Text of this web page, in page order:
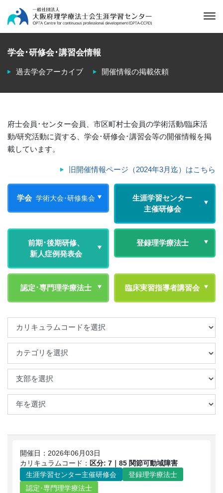
学会･研修会･講習会情報
過去学会アーカイブ 開催情報の掲載依頼
府士会員･センター会員、市区町村士会員の学術活動/臨床活
動/研究活動に資する、学会･研修会･講習会等の開催情報を掲
載しています。
旧開催情報ページ（2024年3月迄）はこちら
学会 学術大会･研修集会
生涯学習センター
主催研修会
前期･後期研修、
新人症例発表会
登録理学療法士
認定･専門理学療法士 臨床実習指導者講習会
開催日： 2026年06月03日
カリキュラムコード： 区分: 7｜85 関節可動域障害
生涯学習センター主催研修会
登録理学療法士
認定･専門理学療法士